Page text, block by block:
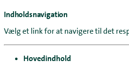
Indholdsnavigation
Vælg et link for at navigere til det
gå til
Hovedindhold